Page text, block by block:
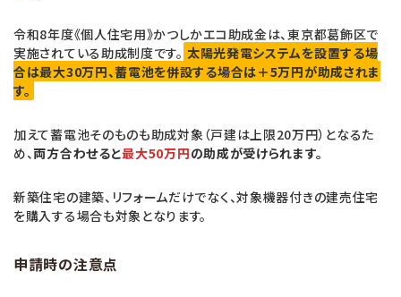
令和8年度《個人住宅用》かつしかエコ助成金は、東京都葛飾区で
実施されている助成制度です。 太陽光発電システムを設置する場
合は最大30万円、蓄電池を併設する場合は＋5万円が助成されま
す。
加えて蓄電池そのものも助成対象（戸建は上限20万円）となるた
め、 両方合わせると最大50万円の助成が受けられます。
新築住宅の建築、リフォームだけでなく、対象機器付きの建売住宅
を購入する場合も対象となります。
申請時の注意点